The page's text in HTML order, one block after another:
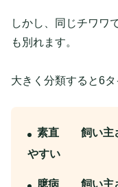
しかし、同じチワワ
も別れます。
大きく分類すると6
素直 飼い主さ
やすい
臆病 飼い主さ